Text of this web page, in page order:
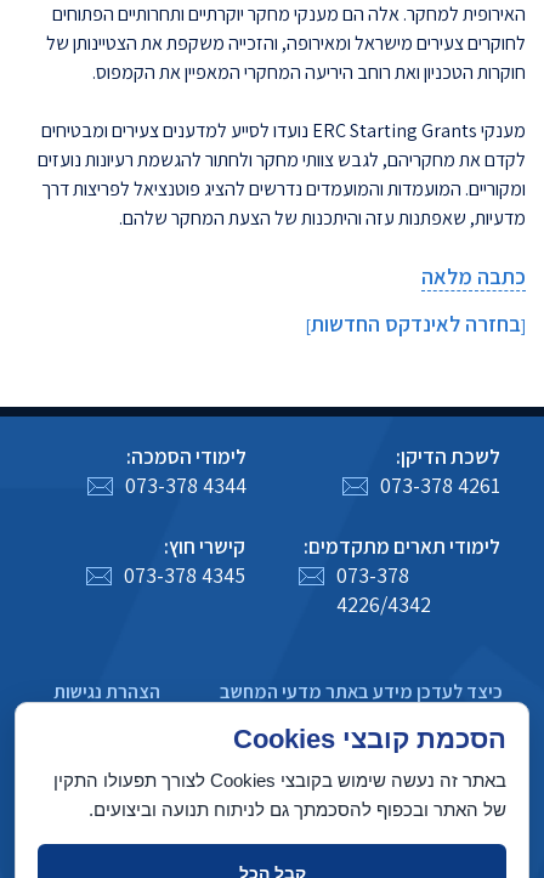
האירופית למחקר. אלה הם מענקי מחקר יוקרתיים ותחרותיים הפתוחים
לחוקרים צעירים מישראל ומאירופה, והזכייה משקפת את הצטיינותן של
חוקרות הטכניון ואת רוחב היריעה המחקרי המאפיין את הקמפוס.
מענקי ERC Starting Grants נועדו לסייע למדענים צעירים ומבטיחים
לקדם את מחקריהם, לגבש צוותי מחקר ולחתור להגשמת רעיונות נועזים
ומקוריים. המועמדות והמועמדים נדרשים להציג פוטנציאל לפריצות דרך
מדעיות, שאפתנות עזה והיתכנות של הצעת המחקר שלהם.
כתבה מלאה
[בחזרה לאינדקס החדשות]
לשכת הדיקן:
073-378 4261
לימודי הסמכה:
073-378 4344
לימודי תארים מתקדמים:
073-378
4226/4342
קישרי חוץ:
073-378 4345
כיצד לעדכן מידע באתר מדעי המחשב
הצהרת נגישות
מדיניות פרטיות
בניין טאוב, הטכניון מכון טכנולוגי לישראל, חיפה 3200003
הסכמת קובצי Cookies
באתר זה נעשה שימוש בקובצי Cookies לצורך תפעולו התקין
של האתר ובכפוף להסכמתך גם לניתוח תנועה וביצועים.
קבל הכל